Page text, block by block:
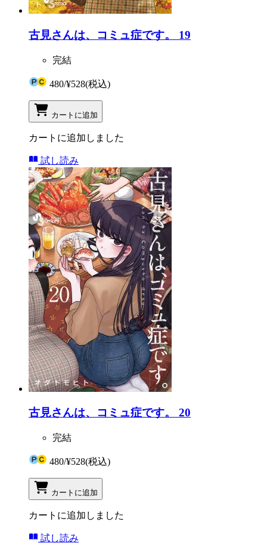
古見さんは、コミュ症です。 19
完結
480/¥528(税込)
カートに追加
カートに追加しました
試し読み
古見さんは、コミュ症です。 20
完結
480/¥528(税込)
カートに追加
カートに追加しました
試し読み